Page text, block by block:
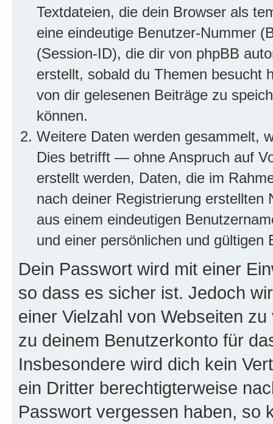
Textdateien, die dein Browser als
eine eindeutige Benutzer-Nummer
(Session-ID), die dir von phpBB
erstellt, sobald du Themen besucht
von dir gelesenen Beiträge zu
können.
Weitere Daten werden gesammelt,
Dies betrifft — ohne Anspruch auf
erstellt werden, Daten, die im
nach deiner Registrierung
aus einem eindeutigen
und einer persönlichen und gültigen
Dein Passwort wird mit einer
so dass es sicher ist. Jedoch
einer Vielzahl von Webseiten
zu deinem Benutzerkonto für
Insbesondere wird dich kein
ein Dritter berechtigterweise
Passwort vergessen haben, so